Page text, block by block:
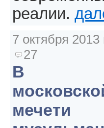
реалии.
7 октября 2013
27
В
мечети